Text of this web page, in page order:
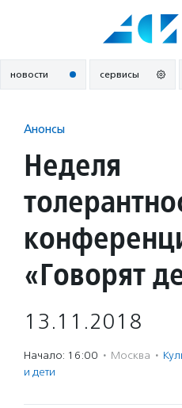
новости сервисы
Анонсы
Неделя
«Говорят
13.11.2018
Начало: 16:00 · Москва ·
и дети